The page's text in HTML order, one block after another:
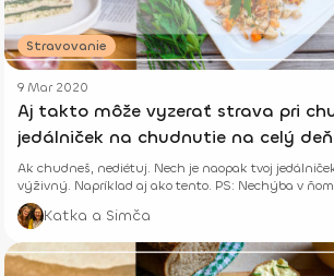
Stravovanie
9 Mar 2020
Aj takto môže vyzerať strava pri
jedálniček na chudnutie na celý deň
Ak chudneš, nediétuj. Nech je naopak tvoj
výživný. Napríklad aj ako tento. PS: Nechýba v
Katka a Simča